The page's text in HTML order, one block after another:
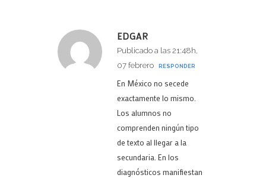
EDGAR
Publicado a las 21:48h,
07 febrero
RESPONDER
En México no secede
exactamente lo mismo.
Los alumnos no
comprenden ningún tipo
de texto al llegar a la
secundaria. En los
diagnósticos manifiestan